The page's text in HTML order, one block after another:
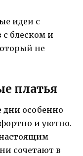
идеи с
блеском и
не
платья
дни особенно
и уютно.
сочетают в